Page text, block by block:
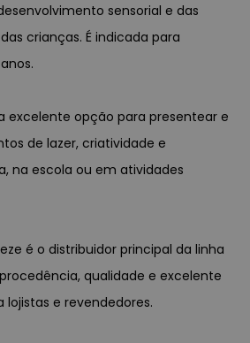
sensorial e das
crianças. É indicada para
excelente opção para presentear e
de lazer, criatividade e
na escola ou em atividades
é o distribuidor principal da linha
qualidade e excelente
e revendedores.